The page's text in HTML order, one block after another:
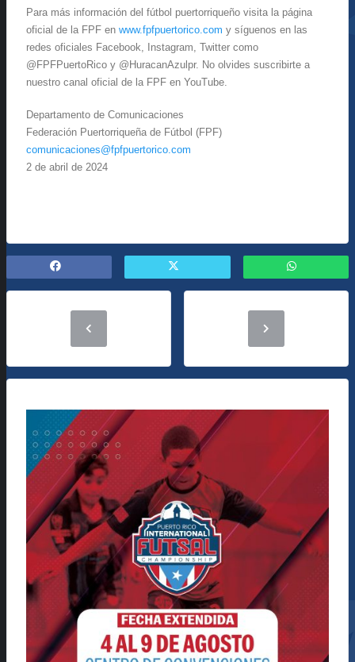
Para más información del fútbol puertorriqueño visita la página
oficial de la FPF en www.fpfpuertorico.com y síguenos en las
redes oficiales Facebook, Instagram, Twitter como
@FPFPuertoRico y @HuracanAzulpr. No olvides suscribirte a
nuestro canal oficial de la FPF en YouTube.
Departamento de Comunicaciones
Federación Puertorriqueña de Fútbol (FPF)
comunicaciones@fpfpuertorico.com
2 de abril de 2024